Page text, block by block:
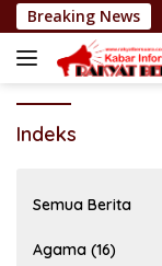
Langsung
ke
konten
Breaking News
JAWAB”
Indeks
Semua Berita
Agama (16)